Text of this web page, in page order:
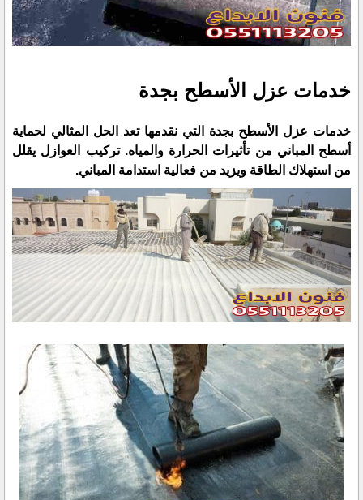
خدمات عزل الأسطح بجدة
خدمات عزل الأسطح بجدة التي نقدمها تعد الحل المثالي لحماية
أسطح المباني من تأثيرات الحرارة والمياه. تركيب العوازل يقلل
من استهلاك الطاقة ويزيد من فعالية استدامة المباني.